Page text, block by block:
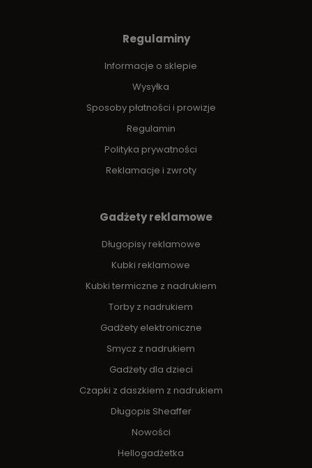
Regulaminy
Informacje o sklepie
Wysyłka
Sposoby płatności i prowizje
Regulamin
Polityka prywatności
Reklamacje i zwroty
Gadżety reklamowe
Długopisy reklamowe
Kubki reklamowe
Kubki termiczne z nadrukiem
Torby z nadrukiem
Gadżety elektroniczne
Smycz z nadrukiem
Gadżety dla dzieci
Czapki z daszkiem z nadrukiem
Długopis Sheaffer
Nowości
Hellogadżetka